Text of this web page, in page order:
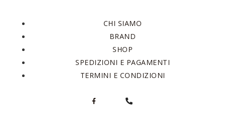
CHI SIAMO
BRAND
SHOP
SPEDIZIONI E PAGAMENTI
TERMINI E CONDIZIONI